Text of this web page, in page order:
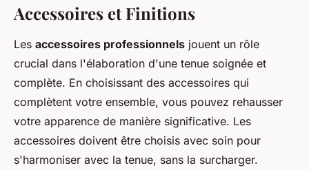
Accessoires et Finitions
Les accessoires professionnels jouent un rôle
crucial dans l'élaboration d'une tenue soignée et
complète. En choisissant des accessoires qui
complètent votre ensemble, vous pouvez rehausser
votre apparence de manière significative. Les
accessoires doivent être choisis avec soin pour
s'harmoniser avec la tenue, sans la surcharger.